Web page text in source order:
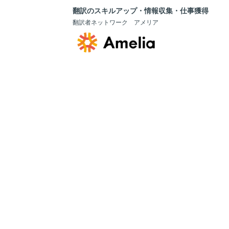
翻訳のスキルアップ・情報収集・仕事獲得
翻訳者ネットワーク アメリア